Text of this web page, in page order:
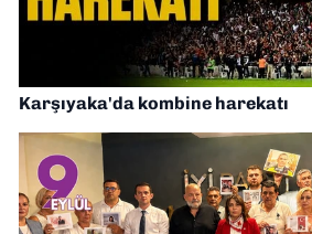
Karşıyaka'da kombine harekatı